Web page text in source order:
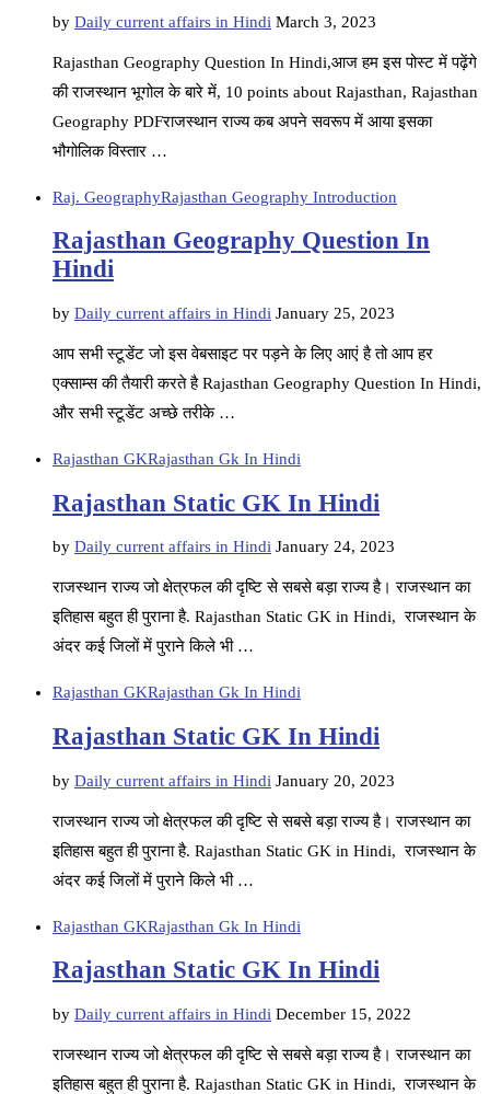
by Daily current affairs in Hindi March 3, 2023
Rajasthan Geography Question In Hindi,आज हम इस पोस्ट में पढ़ेंगे
की राजस्थान भूगोल के बारे में, 10 points about Rajasthan, Rajasthan
Geography PDFराजस्थान राज्य कब अपने सवरूप में आया इसका
भौगोलिक विस्तार …
Raj. GeographyRajasthan Geography Introduction
Rajasthan Geography Question In
Hindi
by Daily current affairs in Hindi January 25, 2023
आप सभी स्टूडेंट जो इस वेबसाइट पर पड़ने के लिए आएं है तो आप हर
एक्साम्स की तैयारी करते है Rajasthan Geography Question In Hindi,
और सभी स्टूडेंट अच्छे तरीके …
Rajasthan GKRajasthan Gk In Hindi
Rajasthan Static GK In Hindi
by Daily current affairs in Hindi January 24, 2023
राजस्थान राज्य जो क्षेत्रफल की दृष्टि से सबसे बड़ा राज्य है। राजस्थान का
इतिहास बहुत ही पुराना है. Rajasthan Static GK in Hindi, राजस्थान के
अंदर कई जिलों में पुराने किले भी …
Rajasthan GKRajasthan Gk In Hindi
Rajasthan Static GK In Hindi
by Daily current affairs in Hindi January 20, 2023
राजस्थान राज्य जो क्षेत्रफल की दृष्टि से सबसे बड़ा राज्य है। राजस्थान का
इतिहास बहुत ही पुराना है. Rajasthan Static GK in Hindi, राजस्थान के
अंदर कई जिलों में पुराने किले भी …
Rajasthan GKRajasthan Gk In Hindi
Rajasthan Static GK In Hindi
by Daily current affairs in Hindi December 15, 2022
राजस्थान राज्य जो क्षेत्रफल की दृष्टि से सबसे बड़ा राज्य है। राजस्थान का
इतिहास बहुत ही पुराना है. Rajasthan Static GK in Hindi, राजस्थान के